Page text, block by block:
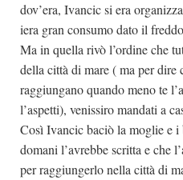
dov’era, Ivancic si era
iera gran consumo dato il
Ma in quella rivò l’ordine che
della città di mare ( ma per
raggiungano quando meno te
l’aspetti), venissiro mandati a
Così Ivancic baciò la moglie e
domani l’avrebbe scritta e che
per raggiungerlo nella città di